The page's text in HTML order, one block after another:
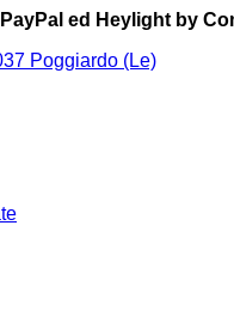
ed Heylight by
Poggiardo (Le)